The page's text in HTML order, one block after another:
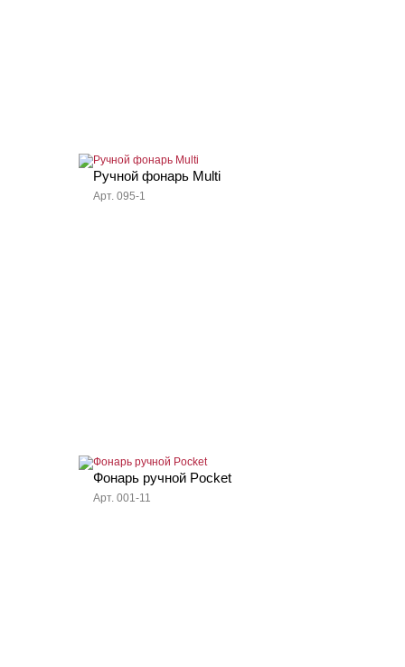
Ручной фонарь Multi
Арт. 095-1
Фонарь ручной Pocket
Арт. 001-11